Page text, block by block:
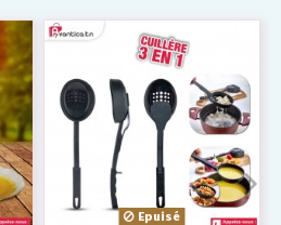
Epuisé